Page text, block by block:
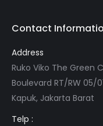
Contact
Address
Ruko Viko The Green
Boulevard RT/RW 05/
Kapuk, Jakarta Barat
Telp :